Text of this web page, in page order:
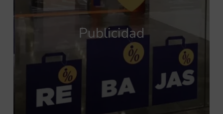
Publicidad